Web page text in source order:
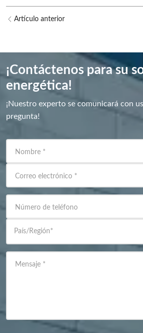
Artículo anterior
¡Contáctenos para su
energética!
¡Nuestro experto se comunicará con
pregunta!
Nombre *
Correo electrónico *
Número de teléfono
País/Región*
Mensaje *